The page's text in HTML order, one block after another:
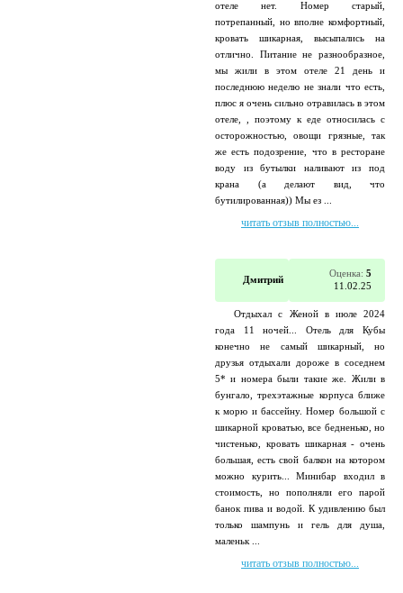
отеле нет. Номер старый,
потрепанный, но вполне комфортный,
кровать шикарная, высыпались на
отлично. Питание не разнообразное,
мы жили в этом отеле 21 день и
последнюю неделю не знали что есть,
плюс я очень сильно отравилась в этом
отеле, , поэтому к еде относилась с
осторожностью, овощи грязные, так
же есть подозрение, что в ресторане
воду из бутылки наливают из под
крана (а делают вид, что
бутилированная)) Мы ез ...
читать отзыв полностью...
Дмитрий
Оценка: 5
11.02.25
Отдыхал с Женой в июле 2024
года 11 ночей... Отель для Кубы
конечно не самый шикарный, но
друзья отдыхали дороже в соседнем
5* и номера были такие же. Жили в
бунгало, трехэтажные корпуса ближе
к морю и бассейну. Номер большой с
шикарной кроватью, все бедненько, но
чистенько, кровать шикарная - очень
большая, есть свой балкон на котором
можно курить... Минибар входил в
стоимость, но пополняли его парой
банок пива и водой. К удивлению был
только шампунь и гель для душа,
маленьк ...
читать отзыв полностью...